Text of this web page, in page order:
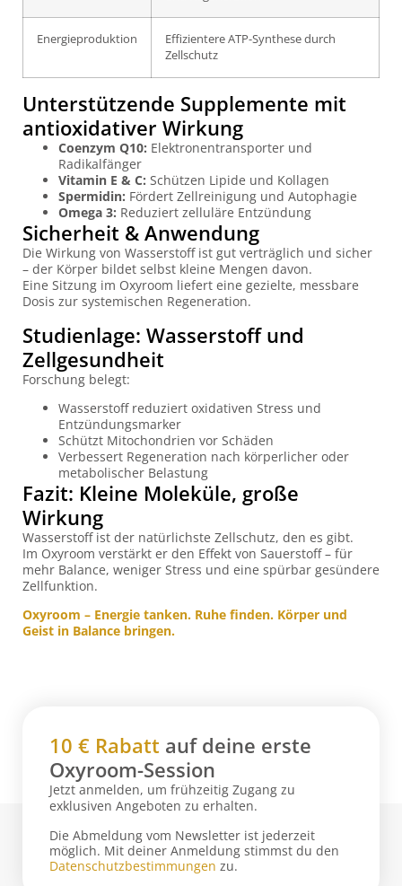
Energieproduktion
Effizientere ATP-Synthese durch
Zellschutz
Unterstützende Supplemente mit
antioxidativer Wirkung
Coenzym Q10: Elektronentransporter und
Radikalfänger
Vitamin E & C: Schützen Lipide und Kollagen
Spermidin: Fördert Zellreinigung und Autophagie
Omega 3: Reduziert zelluläre Entzündung
Sicherheit & Anwendung
Die Wirkung von Wasserstoff ist gut verträglich und sicher
– der Körper bildet selbst kleine Mengen davon.
Eine Sitzung im Oxyroom liefert eine gezielte, messbare
Dosis zur systemischen Regeneration.
Studienlage: Wasserstoff und
Zellgesundheit
Forschung belegt:
Wasserstoff reduziert oxidativen Stress und
Entzündungsmarker
Schützt Mitochondrien vor Schäden
Verbessert Regeneration nach körperlicher oder
metabolischer Belastung
Fazit: Kleine Moleküle, große
Wirkung
Wasserstoff ist der natürlichste Zellschutz, den es gibt.
Im Oxyroom verstärkt er den Effekt von Sauerstoff – für
mehr Balance, weniger Stress und eine spürbar gesündere
Zellfunktion.
Oxyroom – Energie tanken. Ruhe finden. Körper und
Geist in Balance bringen.
10 € Rabatt auf deine erste
Oxyroom-Session
Jetzt anmelden, um frühzeitig Zugang zu
exklusiven Angeboten zu erhalten.
Die Abmeldung vom Newsletter ist jederzeit
möglich. Mit deiner Anmeldung stimmst du den
Datenschutzbestimmungen zu.